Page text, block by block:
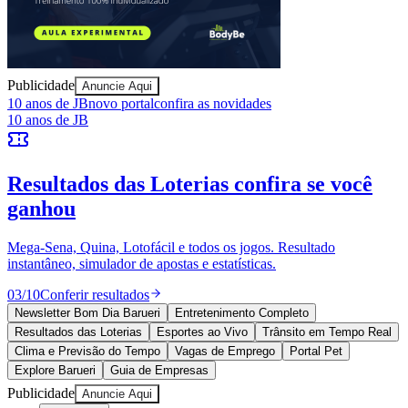
Publicidade Anuncie Aqui